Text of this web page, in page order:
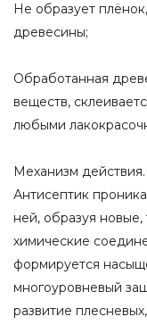
Не образует
древесины;
Обработанная
веществ,
любыми
Механизм действия.
Антисептик
ней, образуя
химические
формируется
многоуровневый
развитие